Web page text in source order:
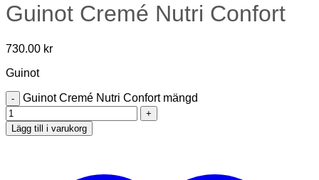
Guinot Cremé Nutri Confort
730.00 kr
Guinot
Guinot Cremé Nutri Confort mängd
Lägg till i varukorg